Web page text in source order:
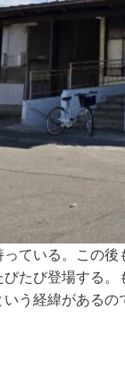
っている。この
たび登場する
いう経緯がある